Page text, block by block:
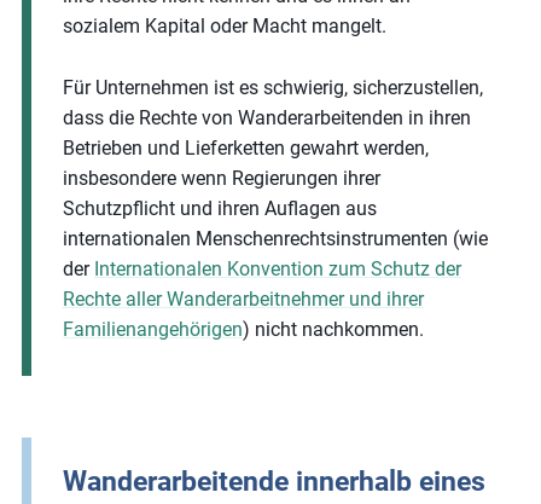
sozialem Kapital oder Macht mangelt.
Für Unternehmen ist es schwierig, sicherzustellen,
dass die Rechte von Wanderarbeitenden in ihren
Betrieben und Lieferketten gewahrt werden,
insbesondere wenn Regierungen ihrer
Schutzpflicht und ihren Auflagen aus
internationalen Menschenrechtsinstrumenten (wie
der Internationalen Konvention zum Schutz der
Rechte aller Wanderarbeitnehmer und ihrer
Familienangehörigen) nicht nachkommen.
Wanderarbeitende innerhalb eines